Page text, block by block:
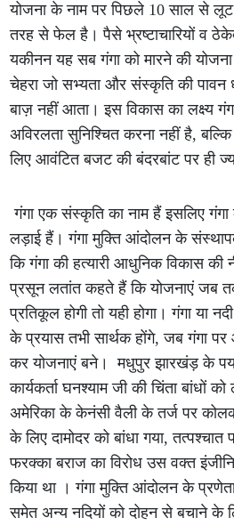
योजना के नाम पर पिछले 10 साल से
तरह से फेल है। पैसे भ्रष्टाचारियों व
यकीनन यह सब गंगा को मारने की
चेहरा जो सभ्यता और संस्कृति की पावन
बाज़ नहीं आता। इस विकास का लक्ष्य
अविरलता सुनिश्चित करना नहीं है,
लिए आवंटित बजट की बंदरबांट पर ही
गंगा एक संस्कृति का नाम हैं इसलिए
लड़ाई हैं। गंगा मुक्ति आंदोलन के
कि गंगा की हत्यारी आधुनिक विकास की
प्रसून लतांत कहते हैं कि योजनाएं जब
प्रतिकूल होगी तो यही होगा। गंगा या
के प्रयास तभी सार्थक होंगे, जब गंगा
कर योजनाएं बने। मधुपुर झारखंड़ के
कार्यकर्ता घनश्याम जी की चिंता बांधों
अमेरिका के केनंसी वैली के तर्ज पर
के लिए दामोदर को बांधा गया, तत्पश्चात
फरक्का बराज का विरोध उस वक्त
किया था । गंगा मुक्ति आंदोलन के
समेत अन्य नदियों को दोहन से बचाने के